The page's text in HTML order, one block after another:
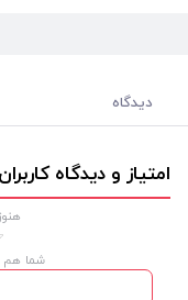
دیدگاه
امتیاز و دیدگاه کاربران
شما هم